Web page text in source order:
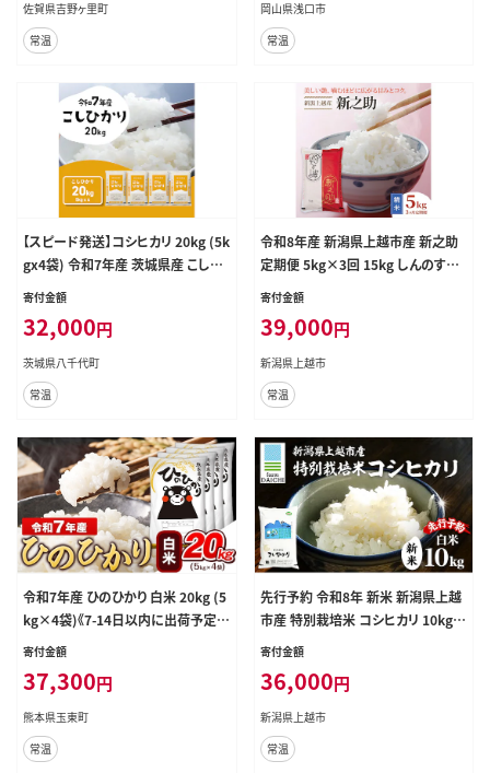
佐賀県吉野ヶ里町
常温
岡山県浅口市
常温
【スピード発送】コシヒカリ 20kg (5k
gx4袋) 令和7年産 茨城県産 こしひ
かり 白米 精米 茨城県 八千代町 お
米 米 [RA088yai]
寄付金額
32,000円
茨城県八千代町
常温
令和8年産 新潟県上越市産 新之助
定期便 5kg×3回 15kg しんのすけ
新米 先行予約 蛍の里
寄付金額
39,000円
新潟県上越市
常温
令和7年産 ひのひかり 白米 20kg (5
kg×4袋)《7-14日以内に出荷予定
(土日祝除く)》熊本県産 ひの 白米 精
め---gkt_lcl_711_20kg---
寄付金額
37,300円
熊本県玉東町
常温
先行予約 令和8年 新米 新潟県上越
市産 特別栽培米 コシヒカリ 10kg
（5kg×2袋）お米 コメ こしひかり ふ
寄付金額
36,000円
新潟県上越市
常温